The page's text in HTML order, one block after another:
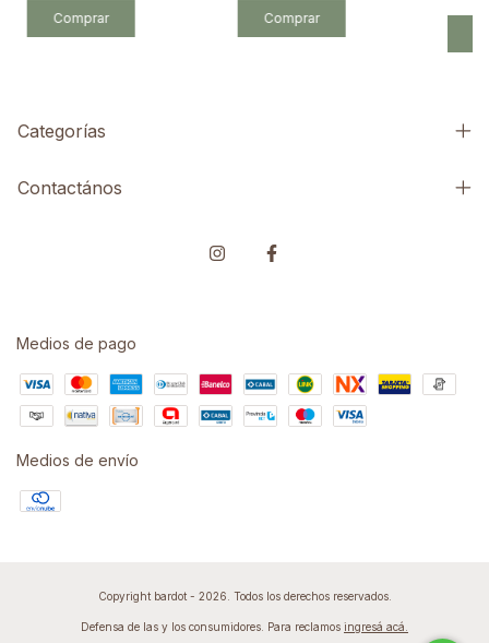
Comprar Comprar
Categorías
Contactános
Medios de pago
Medios de envío
Copyright bardot - 2026. Todos los derechos reservados.
Defensa de las y los consumidores. Para reclamos ingresá acá.